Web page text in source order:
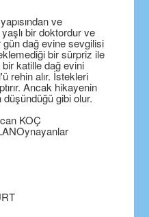
ve
yaşlı bir doktordur ve
gün dağ evine sevgilisi
bir sürpriz ile
bir katille dağ evini
rehin alır. İstekleri
Ancak hikayenin
gibi olur.
KOÇ